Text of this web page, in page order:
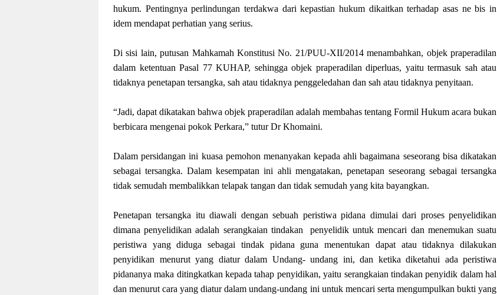
hukum. Pentingnya perlindungan terdakwa dari kepastian hukum dikaitkan terhadap asas ne bis in
idem mendapat perhatian yang serius.
Di sisi lain, putusan Mahkamah Konstitusi No. 21/PUU-XII/2014 menambahkan, objek praperadilan
dalam ketentuan Pasal 77 KUHAP, sehingga objek praperadilan diperluas, yaitu termasuk sah atau
tidaknya penetapan tersangka, sah atau tidaknya penggeledahan dan sah atau tidaknya penyitaan.
“Jadi, dapat dikatakan bahwa objek praperadilan adalah membahas tentang Formil Hukum acara bukan
berbicara mengenai pokok Perkara,” tutur Dr Khomaini.
Dalam persidangan ini kuasa pemohon menanyakan kepada ahli bagaimana seseorang bisa dikatakan
sebagai tersangka. Dalam kesempatan ini ahli mengatakan, penetapan seseorang sebagai tersangka
tidak semudah membalikkan telapak tangan dan tidak semudah yang kita bayangkan.
Penetapan tersangka itu diawali dengan sebuah peristiwa pidana dimulai dari proses penyelidikan
dimana penyelidikan adalah serangkaian tindakan penyelidik untuk mencari dan menemukan suatu
peristiwa yang diduga sebagai tindak pidana guna menentukan dapat atau tidaknya dilakukan
penyidikan menurut yang diatur dalam Undang- undang ini, dan ketika diketahui ada peristiwa
pidananya maka ditingkatkan kepada tahap penyidikan, yaitu serangkaian tindakan penyidik dalam hal
dan menurut cara yang diatur dalam undang-undang ini untuk mencari serta mengumpulkan bukti yang